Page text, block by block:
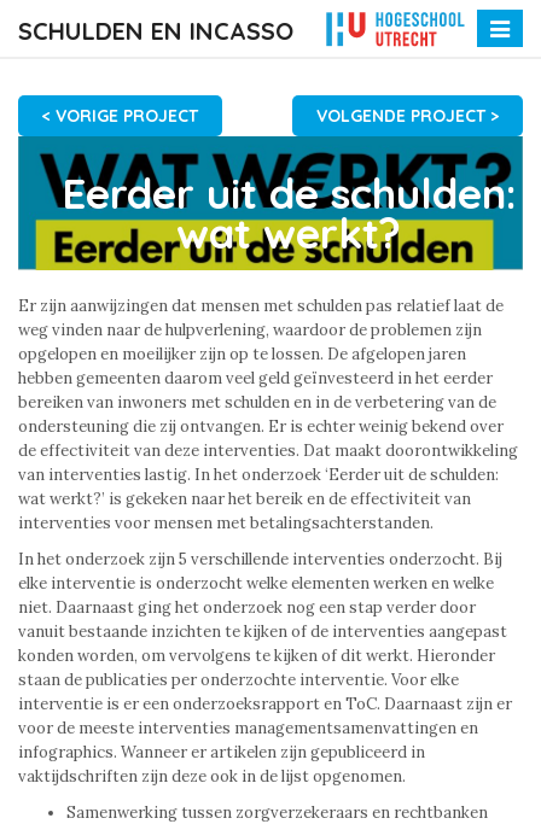
SCHULDEN EN INCASSO
Toggle
< VORIGE PROJECT VOLGENDE PROJECT >
Eerder uit de schulden:
wat werkt?
Er zijn aanwijzingen dat mensen met schulden pas relatief laat de
weg vinden naar de hulpverlening, waardoor de problemen zijn
opgelopen en moeilijker zijn op te lossen. De afgelopen jaren
hebben gemeenten daarom veel geld geïnvesteerd in het eerder
bereiken van inwoners met schulden en in de verbetering van de
ondersteuning die zij ontvangen. Er is echter weinig bekend over
de effectiviteit van deze interventies. Dat maakt doorontwikkeling
van interventies lastig. In het onderzoek ‘Eerder uit de schulden:
wat werkt?’ is gekeken naar het bereik en de effectiviteit van
interventies voor mensen met betalingsachterstanden.
In het onderzoek zijn 5 verschillende interventies onderzocht. Bij
elke interventie is onderzocht welke elementen werken en welke
niet. Daarnaast ging het onderzoek nog een stap verder door
vanuit bestaande inzichten te kijken of de interventies aangepast
konden worden, om vervolgens te kijken of dit werkt. Hieronder
staan de publicaties per onderzochte interventie. Voor elke
interventie is er een onderzoeksrapport en ToC. Daarnaast zijn er
voor de meeste interventies managementsamenvattingen en
infographics. Wanneer er artikelen zijn gepubliceerd in
vaktijdschriften zijn deze ook in de lijst opgenomen.
Samenwerking tussen zorgverzekeraars en rechtbanken